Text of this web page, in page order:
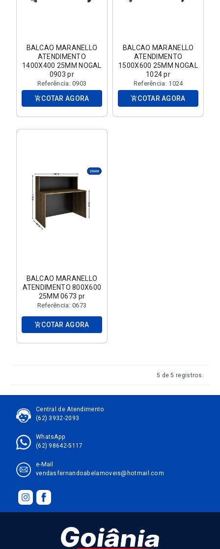
BALCAO MARANELLO
ATENDIMENTO
1400X400 25MM NOGAL
0903 pr
Referência: 0903
add_shopping_cart COTAR AGORA
BALCAO MARANELLO
ATENDIMENTO
1500X600 25MM NOGAL
1024 pr
Referência: 1024
add_shopping_cart COTAR AGORA
BALCAO MARANELLO
ATENDIMENTO 800X600
25MM 0673 pr
Referência: 0673
add_shopping_cart COTAR AGORA
5 de 5 registros.
Central de Atendimento
(62) 3932-2093
WhatsApp
(62) 98642-5117
e-Mail
vendasfernandoabelamoveis@hotmail.com